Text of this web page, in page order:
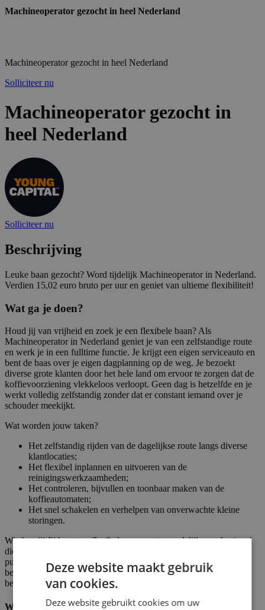
Machineoperator gezocht in heel Nederland
Machineoperator gezocht in heel Nederland
Solliciteer nu
Machineoperator gezocht in
heel Nederland
Solliciteer nu
Beschrijving
Leuke baan gezocht? Word tijdelijk Machineoperator in Nederland.
Verdien 15,02 euro bruto per uur en geniet van ultieme flexibiliteit!
Wat ga je doen?
Houd jij van vrijheid en zoek je een flexibele baan? Als
Machineoperator in Nederland geniet je van een zelfstandige route
en werk je in een fulltime functie. Je krijgt een eigen serviceauto en
bent de baas over je eigen dagplanning op de weg. Je bezoekt
diverse grote klanten door het hele land om ervoor te zorgen dat de
koffievoorziening vlekkeloos verloopt. Geen dag is hetzelfde en je
werkt volledig zelfstandig zonder dat er constant iemand over je
schouder meekijkt.
Wat worden jouw taken?
Het zelfstandig rijden van de dagelijkse route langs diverse
klantlocaties;
Het flexibel inplannen en uitvoeren van de
reinigingswerkzaamheden;
Het controleren, bijvullen en toonbaar maken van de
koffieautomaten;
Het snel schakelen en verhelpen van onverwachte kleine
storingen.
Wie ben jij Jij bent een flexibele en verantwoordelijke professional
die uitstekend gedijt bij veel vrijheid en zelfstandigheid. Je bent
punctueel in je planning, vindt het heerlijk om onderweg te zijn en
bent representatief op de werkvloer. Verder spreek je Nederlands,
bezit je een rijbewijs B.
Wat wij bieden
Deze website maakt gebruik
van cookies.
Deze website gebruikt cookies om uw